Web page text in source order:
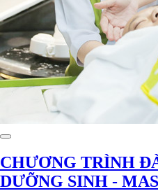
CHƯƠNG TRÌNH
DƯỠNG SINH -